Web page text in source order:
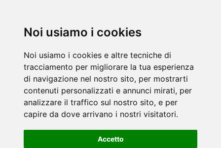
Noi usiamo i cookies
Noi usiamo i cookies e altre tecniche di
tracciamento per migliorare la tua esperienza
di navigazione nel nostro sito, per mostrarti
contenuti personalizzati e annunci mirati, per
analizzare il traffico sul nostro sito, e per
capire da dove arrivano i nostri visitatori.
Accetto